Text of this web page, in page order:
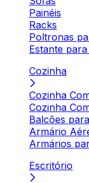
Painéis
Racks
Poltronas
Estante
Cozinha
Cozinha
Cozinha
Balcões
Armário
Armários
Escritório